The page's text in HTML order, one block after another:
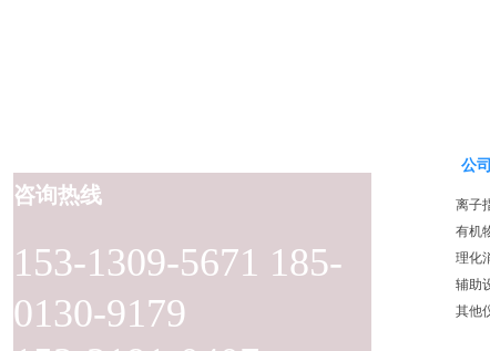
153-1309-5671 185-
0130-9179
咨询热线
公
离子
有机
理化
辅助
其他